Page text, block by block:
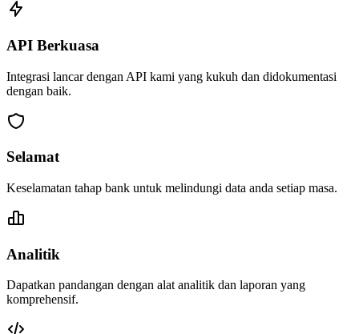
API Berkuasa
Integrasi lancar dengan API kami yang kukuh dan didokumentasi
dengan baik.
Selamat
Keselamatan tahap bank untuk melindungi data anda setiap masa.
Analitik
Dapatkan pandangan dengan alat analitik dan laporan yang
komprehensif.